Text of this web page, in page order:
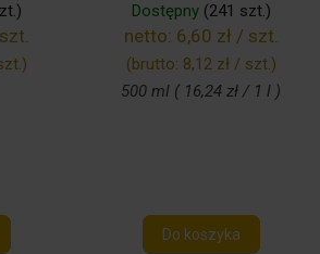
)
Dostępny(241 szt.)
netto: 6,60 zł / szt.
(brutto: 8,12 zł / szt.)
500 ml ( 16,24 zł / 1 l )
Do koszyka